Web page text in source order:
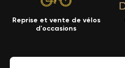
Reprise et vente de vélos
d'occasions